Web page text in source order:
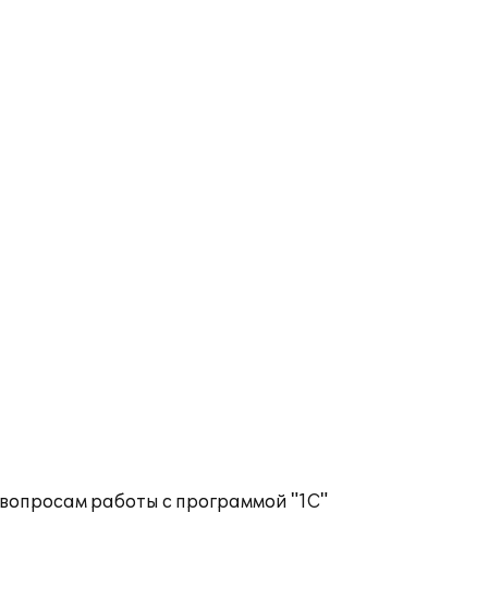
работы с программой "1С"